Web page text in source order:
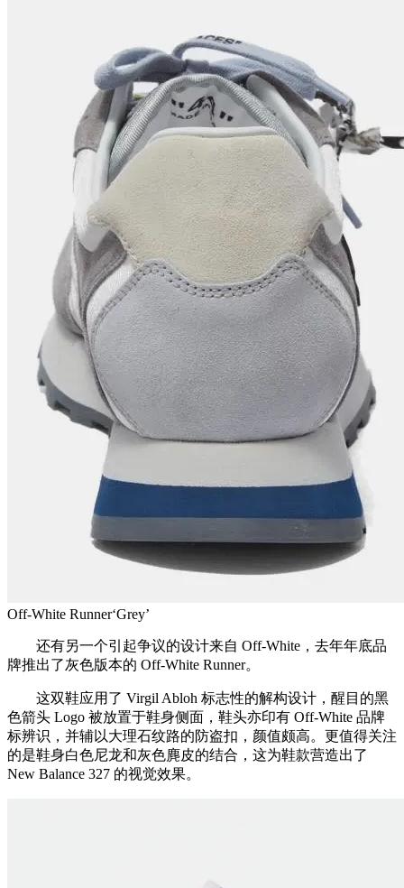
Off-White Runner‘Grey’
还有另一个引起争议的设计来自 Off-White，去年年底品
牌推出了灰色版本的 Off-White Runner。
这双鞋应用了 Virgil Abloh 标志性的解构设计，醒目的黑
色箭头 Logo 被放置于鞋身侧面，鞋头亦印有 Off-White 品牌
标辨识，并辅以大理石纹路的防盗扣，颜值颇高。更值得关注
的是鞋身白色尼龙和灰色麂皮的结合，这为鞋款营造出了
New Balance 327 的视觉效果。